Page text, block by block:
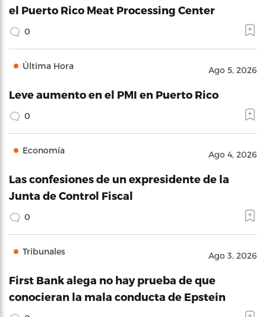
el Puerto Rico Meat Processing Center
0
Última Hora Ago 5, 2026
Leve aumento en el PMI en Puerto Rico
0
Economía Ago 4, 2026
Las confesiones de un expresidente de la
Junta de Control Fiscal
0
Tribunales Ago 3, 2026
First Bank alega no hay prueba de que
conocieran la mala conducta de Epstein